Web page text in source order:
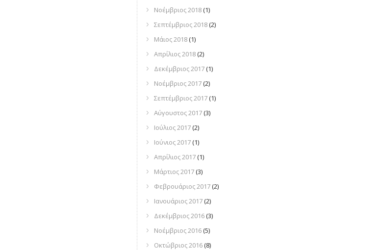
Νοέμβριος 2018(1)
Σεπτέμβριος 2018(2)
Μάιος 2018(1)
Απρίλιος 2018(2)
Δεκέμβριος 2017(1)
Νοέμβριος 2017(2)
Σεπτέμβριος 2017(1)
Αύγουστος 2017(3)
Ιούλιος 2017(2)
Ιούνιος 2017(1)
Απρίλιος 2017(1)
Μάρτιος 2017(3)
Φεβρουάριος 2017(2)
Ιανουάριος 2017(2)
Δεκέμβριος 2016(3)
Νοέμβριος 2016(5)
Οκτώβριος 2016(8)